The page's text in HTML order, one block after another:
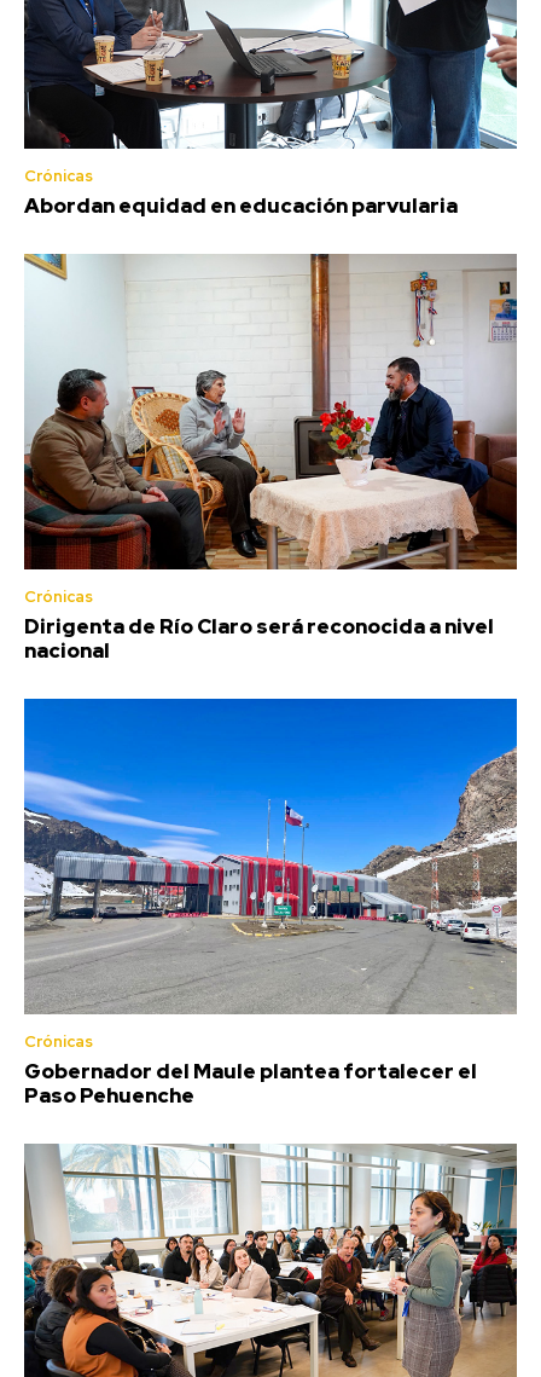
Crónicas
Abordan equidad en educación parvularia
Crónicas
Dirigenta de Río Claro será reconocida a nivel
nacional
Crónicas
Gobernador del Maule plantea fortalecer el
Paso Pehuenche